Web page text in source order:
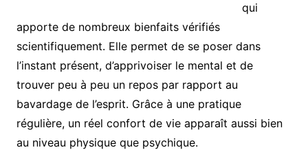
qui
apporte de nombreux bienfaits vérifiés
scientifiquement. Elle permet de se poser dans
l’instant présent, d’apprivoiser le mental et de
trouver peu à peu un repos par rapport au
bavardage de l’esprit. Grâce à une pratique
régulière, un réel confort de vie apparaît aussi bien
au niveau physique que psychique.